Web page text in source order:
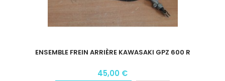
ENSEMBLE FREIN ARRIÈRE KAWASAKI GPZ 600 R
45,00 €